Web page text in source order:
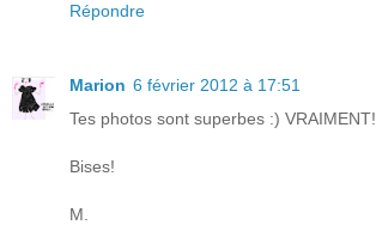
Répondre
Marion 6 février 2012 à 17:51
Tes photos sont superbes :) VRAIMENT!
Bises!
M.